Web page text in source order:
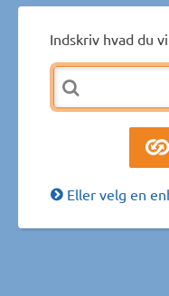
Indskriv hvad du
Eller velg en